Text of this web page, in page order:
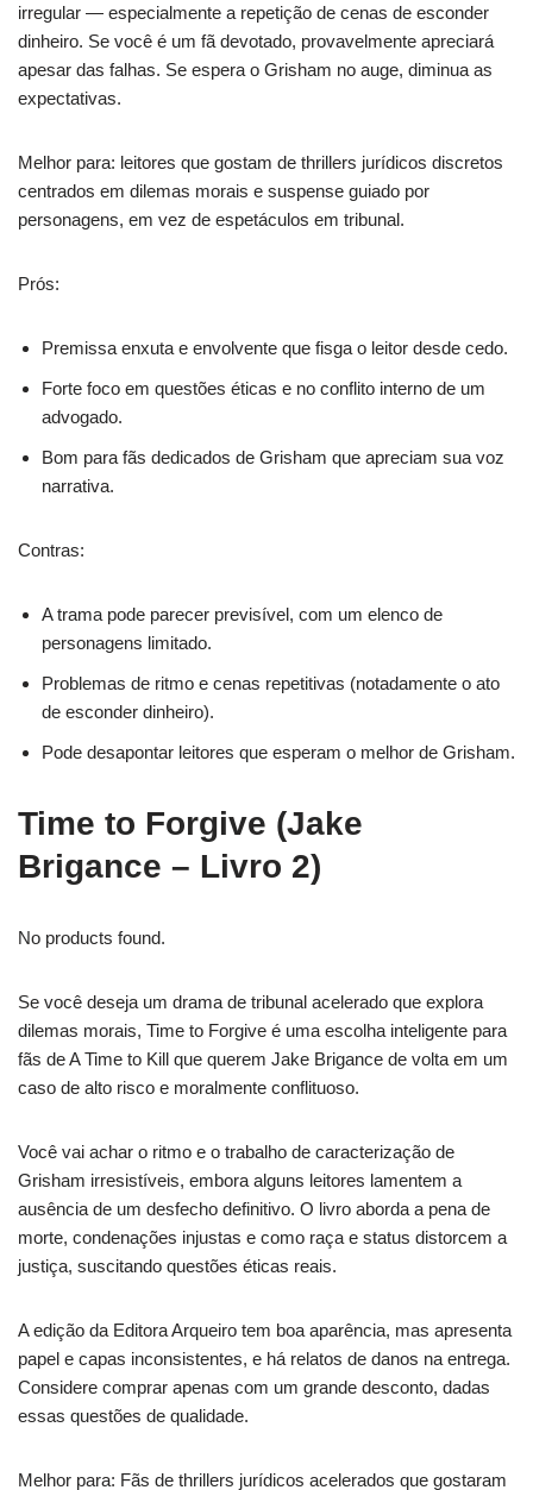
irregular — especialmente a repetição de cenas de esconder
dinheiro. Se você é um fã devotado, provavelmente apreciará
apesar das falhas. Se espera o Grisham no auge, diminua as
expectativas.
Melhor para: leitores que gostam de thrillers jurídicos discretos
centrados em dilemas morais e suspense guiado por
personagens, em vez de espetáculos em tribunal.
Prós:
Premissa enxuta e envolvente que fisga o leitor desde cedo.
Forte foco em questões éticas e no conflito interno de um
advogado.
Bom para fãs dedicados de Grisham que apreciam sua voz
narrativa.
Contras:
A trama pode parecer previsível, com um elenco de
personagens limitado.
Problemas de ritmo e cenas repetitivas (notadamente o ato
de esconder dinheiro).
Pode desapontar leitores que esperam o melhor de Grisham.
Time to Forgive (Jake
Brigance – Livro 2)
No products found.
Se você deseja um drama de tribunal acelerado que explora
dilemas morais, Time to Forgive é uma escolha inteligente para
fãs de A Time to Kill que querem Jake Brigance de volta em um
caso de alto risco e moralmente conflituoso.
Você vai achar o ritmo e o trabalho de caracterização de
Grisham irresistíveis, embora alguns leitores lamentem a
ausência de um desfecho definitivo. O livro aborda a pena de
morte, condenações injustas e como raça e status distorcem a
justiça, suscitando questões éticas reais.
A edição da Editora Arqueiro tem boa aparência, mas apresenta
papel e capas inconsistentes, e há relatos de danos na entrega.
Considere comprar apenas com um grande desconto, dadas
essas questões de qualidade.
Melhor para: Fãs de thrillers jurídicos acelerados que gostaram